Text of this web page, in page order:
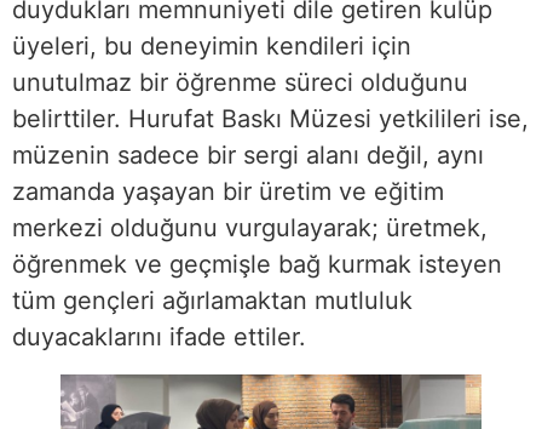
duydukları memnuniyeti dile getiren kulüp
üyeleri, bu deneyimin kendileri için
unutulmaz bir öğrenme süreci olduğunu
belirttiler. Hurufat Baskı Müzesi yetkilileri ise,
müzenin sadece bir sergi alanı değil, aynı
zamanda yaşayan bir üretim ve eğitim
merkezi olduğunu vurgulayarak; üretmek,
öğrenmek ve geçmişle bağ kurmak isteyen
tüm gençleri ağırlamaktan mutluluk
duyacaklarını ifade ettiler.